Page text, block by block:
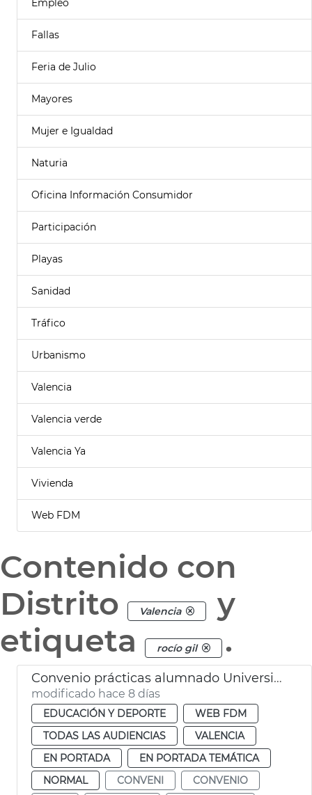
Fallas
Feria de Julio
Mayores
Mujer e Igualdad
Naturia
Oficina Información Consumidor
Participación
Playas
Sanidad
Tráfico
Urbanismo
Valencia
Valencia verde
Valencia Ya
Vivienda
Web FDM
Contenido con
Distrito
Valencia
y
etiqueta
rocío gil .
Convenio prácticas alumnado Universidad Católica FDM València
modificado hace 8 días
EDUCACIÓN Y DEPORTE
WEB FDM
TODAS LAS AUDIENCIAS
VALENCIA
EN PORTADA
EN PORTADA TEMÁTICA
NORMAL
CONVENI
CONVENIO